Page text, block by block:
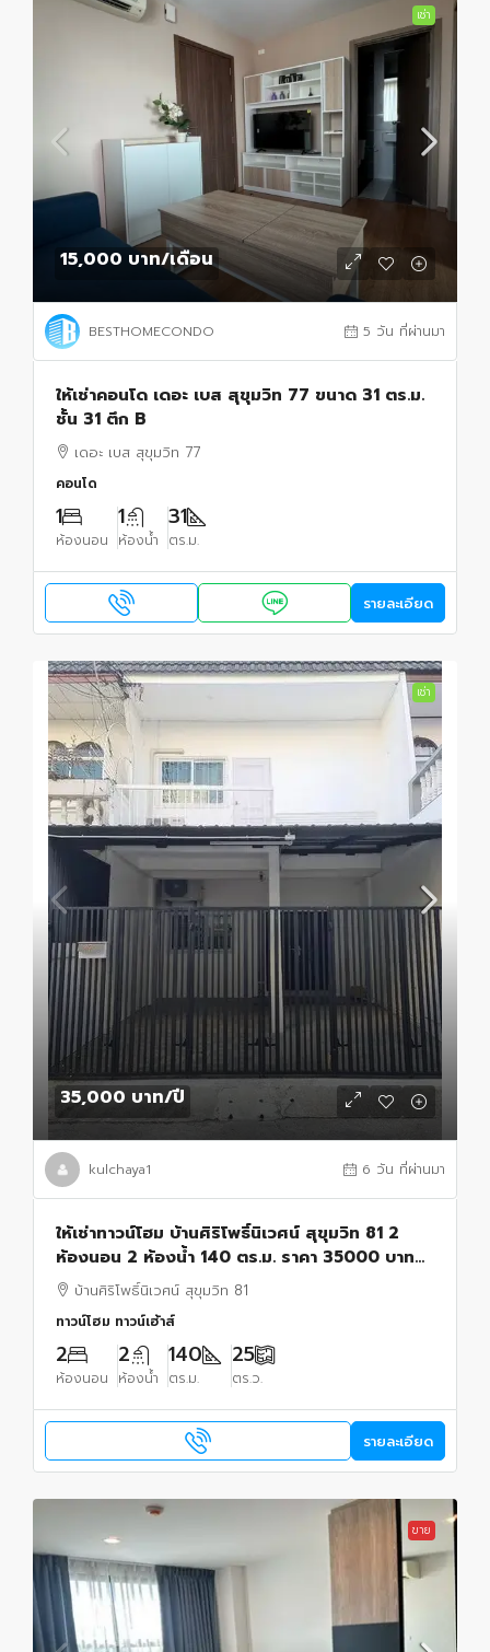
เช่า
15,000 บาท/เดือน
BESTHOMECONDO 5 วัน ที่ผ่านมา
ให้เช่าคอนโด เดอะ เบส สุขุมวิท 77 ขนาด 31 ตร.ม.
ชั้น 31 ตึก B
เดอะ เบส สุขุมวิท 77
คอนโด
1
ห้องนอน
1
ห้องน้ำ
31
ตร.ม.
รายละเอียด
เช่า
35,000 บาท/ปี
kulchaya1 6 วัน ที่ผ่านมา
ให้เช่าทาวน์โฮม บ้านศิริโพธิ์นิเวศน์ สุขุมวิท 81 2
ห้องนอน 2 ห้องน้ำ 140 ตร.ม. ราคา 35000 บาท
พร้อมอยู่
บ้านศิริโพธิ์นิเวศน์ สุขุมวิท 81
ทาวน์โฮม ทาวน์เฮ้าส์
2
ห้องนอน
2
ห้องน้ำ
140
ตร.ม.
25
ตร.ว.
รายละเอียด
ขาย